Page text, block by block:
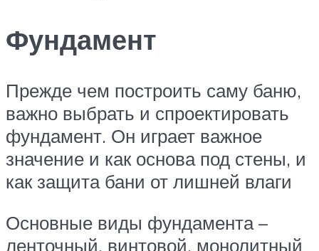
Фундамент
Прежде чем построить саму баню,
важно выбрать и спроектировать
фундамент. Он играет важное
значение и как основа под стены, и
как защита бани от лишней влаги
Основные виды фундамента –
ленточный, винтовой, монолитный